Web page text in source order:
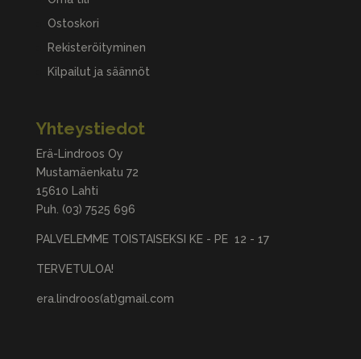
Ostoskori
Rekisteröityminen
Kilpailut ja säännöt
Yhteystiedot
Erä-Lindroos Oy
Mustamäenkatu 72
15610 Lahti
Puh. (03) 7525 696
PALVELEMME TOISTAISEKSI KE - PE 12 - 17
TERVETULOA!
era.lindroos(at)gmail.com